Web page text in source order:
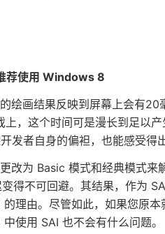
荐使用 Windows 8
画结果反映到屏幕上会有20
，这个时间可是漫长到足以
发者自身的偏袒，也能感受得出
为 Basic 模式和经典模式来
得不可回避。其结果，作为
理由。尽管如此，如果您原
使用 SAI 也不会有什么问题。